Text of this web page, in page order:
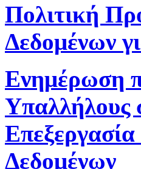
Πολιτική
Δεδομένων
Ενημέρωση
Υπαλλήλους
Δεδομένων